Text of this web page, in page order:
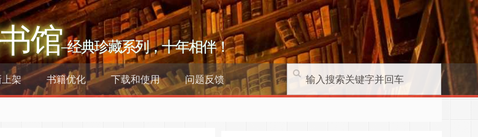
馆–经典珍藏系列，十年相伴！
架 书籍优化 下载和使用 问题反馈